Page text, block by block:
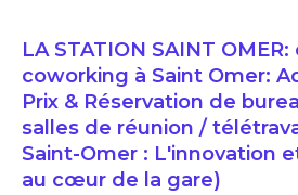
LA STATION SAINT
coworking à Saint Omer:
Prix & Réservation de
salles de réunion /
Saint-Omer : L'innovation
au cœur de la gare)